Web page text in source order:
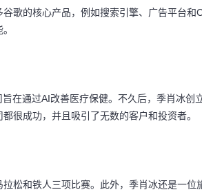
歌的核心产品，例如搜索引擎、广告平台和
在通过AI改善医疗保健。不久后，季肖冰创
很成功，并且吸引了无数的客户和投资者。
松和铁人三项比赛。此外，季肖冰还是一位